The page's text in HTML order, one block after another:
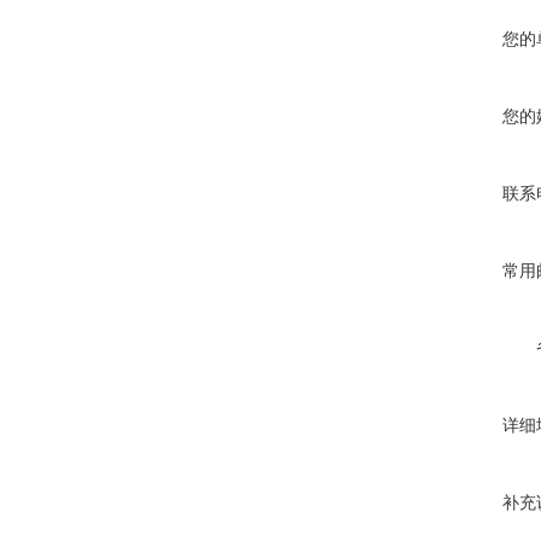
您的
您的
联系
常用
详细
补充